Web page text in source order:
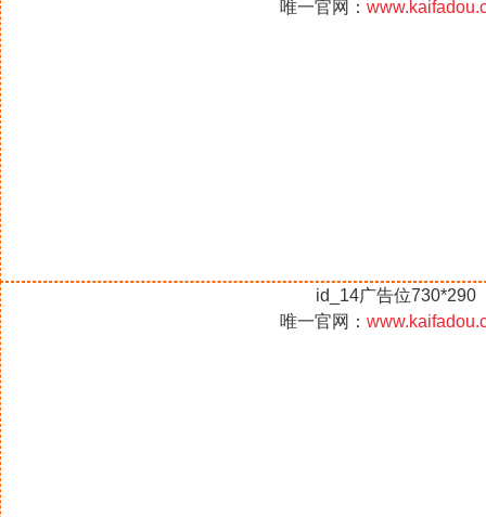
唯一官网：
id_14广告位730*290
唯一官网：